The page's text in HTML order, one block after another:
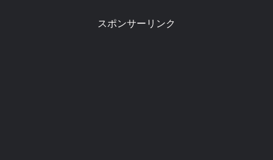
スポンサーリンク